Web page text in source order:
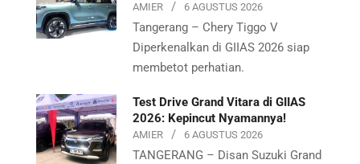
AMIER 6 AGUSTUS 2026
Tangerang – Chery Tiggo V
Diperkenalkan di GIIAS 2026 siap
membetot perhatian.
Test Drive Grand Vitara di GIIAS
2026: Kepincut Nyamannya!
AMIER 6 AGUSTUS 2026
TANGERANG – Disan Suzuki Grand